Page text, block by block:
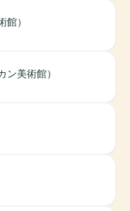
館）
ン美術館）